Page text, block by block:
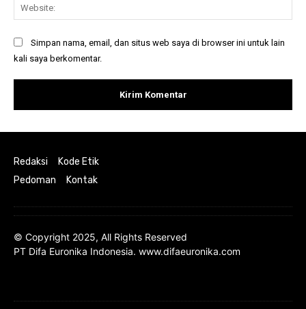
Simpan nama, email, dan situs web saya di browser ini untuk lain
kali saya berkomentar.
Redaksi
Kode Etik
Pedoman
Kontak
© Copyright 2025, All Rights Reserved
PT Difa Euronika Indonesia. www.difaeuronika.com